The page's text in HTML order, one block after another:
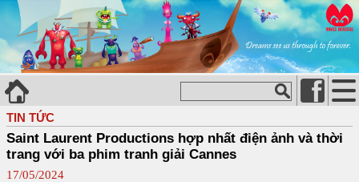
TIN TỨC
Saint Laurent Productions hợp nhất điện ảnh và thời
trang với ba phim tranh giải Cannes
17/05/2024